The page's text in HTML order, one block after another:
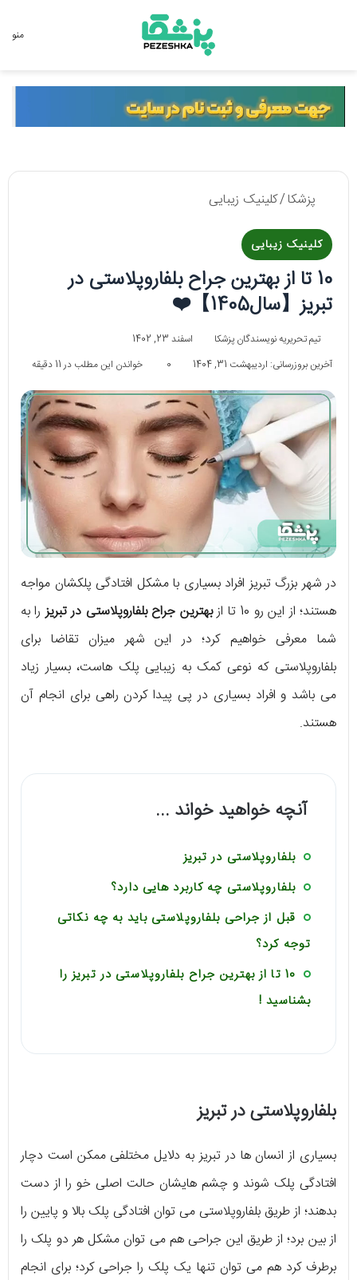
منو
پزشکا/کلینیک زیبایی
کلینیک زیبایی
10 تا از بهترین جراح بلفاروپلاستی در
تبریز【سال1405】❤️
تیم تحریریه نویسندگان پزشکا
اسفند 23, 1402
آخرین بروزرسانی: اردیبهشت 31, 1404
0 خواندن این مطلب در 11 دقیقه
در شهر بزرگ تبریز افراد بسیاری با مشکل افتادگی پلکشان مواجه
هستند؛ از این رو 10 تا از
بهترین جراح بلفاروپلاستی در تبریزرا به
شما معرفی خواهیم کرد؛ در این شهر میزان تقاضا برای
بلفاروپلاستی که نوعی کمک به زیبایی پلک هاست، بسیار زیاد
می باشد و افراد بسیاری در پی پیدا کردن راهی برای انجام آن
هستند.
آنچه خواهید خواند ...
بلفاروپلاستی در تبریز
بلفاروپلاستی چه کاربرد هایی دارد؟
قبل از جراحی بلفاروپلاستی باید به چه نکاتی
توجه کرد؟
10 تا از بهترین جراح بلفاروپلاستی در تبریز را
بشناسید !
بلفاروپلاستی در تبریز
بسیاری از انسان ها در تبریز به دلایل مختلفی ممکن است دچار
افتادگی پلک شوند و چشم هایشان حالت اصلی خو را از دست
بدهند؛ از طریق بلفاروپلاستی می توان افتادگی پلک بالا و پایین را
از بین برد؛ از طریق این جراحی هم می توان مشکل هر دو پلک را
برطرف کرد هم می توان تنها یک پلک را جراحی کرد؛ برای انجام